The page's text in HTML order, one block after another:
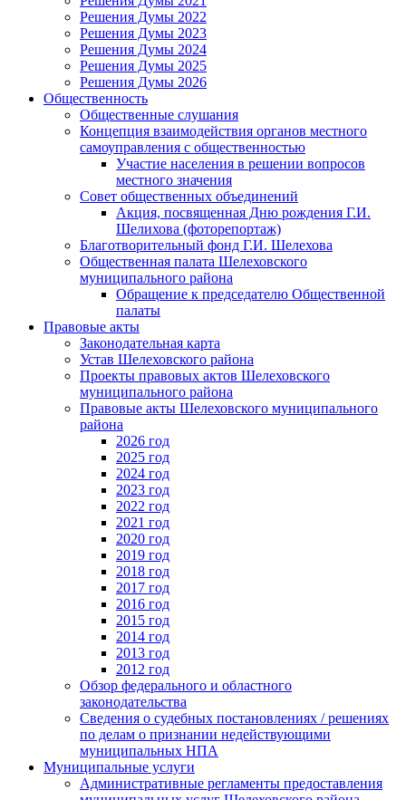
Решения Думы 2022
Решения Думы 2023
Решения Думы 2024
Решения Думы 2025
Решения Думы 2026
Общественность
Общественные слушания
Концепция взаимодействия органов местного
самоуправления с общественностью
Участие населения в решении вопросов
местного значения
Совет общественных объединений
Акция, посвященная Дню рождения Г.И.
Шелихова (фоторепортаж)
Благотворительный фонд Г.И. Шелехова
Общественная палата Шелеховского
муниципального района
Обращение к председателю Общественной
палаты
Правовые акты
Законодательная карта
Устав Шелеховского района
Проекты правовых актов Шелеховского
муниципального района
Правовые акты Шелеховского муниципального
района
2026 год
2025 год
2024 год
2023 год
2022 год
2021 год
2020 год
2019 год
2018 год
2017 год
2016 год
2015 год
2014 год
2013 год
2012 год
Обзор федерального и областного
законодательства
Сведения о судебных постановлениях / решениях
по делам о признании недействующими
муниципальных НПА
Муниципальные услуги
Административные регламенты предоставления